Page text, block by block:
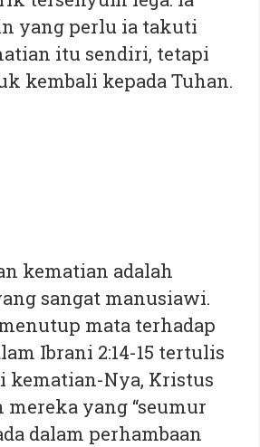
yang perlu ia takuti
itu sendiri, tetapi
kembali kepada Tuhan.
kematian adalah
sangat manusiawi.
mata terhadap
Ibrani 2:14-15 tertulis
kematian-Nya, Kristus
mereka yang “seumur
dalam perhambaan